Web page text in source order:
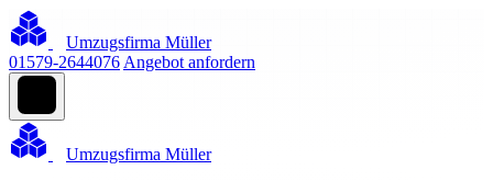
Umzugsfirma Müller
01579-2644076 Angebot anfordern
Umzugsfirma Müller